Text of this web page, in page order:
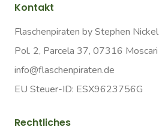
Kontakt
Flaschenpiraten by Stephen Nickel
Pol. 2, Parcela 37, 07316 Moscari
info@flaschenpiraten.de
EU Steuer-ID: ESX9623756G
Rechtliches